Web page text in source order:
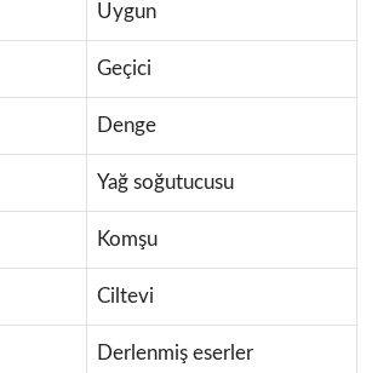
Uygun
Geçici
Denge
Yağ soğutucusu
Komşu
Ciltevi
Derlenmiş eserler